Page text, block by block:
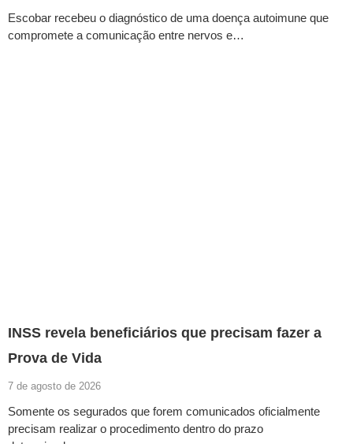
Escobar recebeu o diagnóstico de uma doença autoimune que
compromete a comunicação entre nervos e…
INSS revela beneficiários que precisam fazer a
Prova de Vida
7 de agosto de 2026
Somente os segurados que forem comunicados oficialmente
precisam realizar o procedimento dentro do prazo